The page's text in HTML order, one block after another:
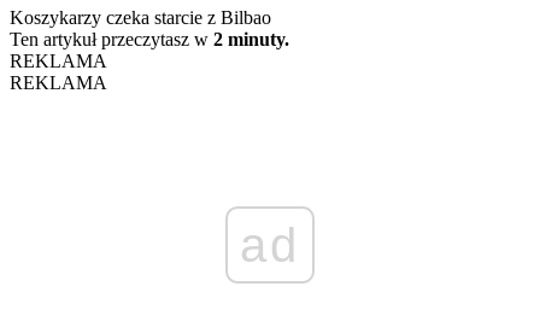
Koszykarzy czeka starcie z Bilbao
Ten artykuł przeczytasz w 2 minuty.
REKLAMA
REKLAMA
ad